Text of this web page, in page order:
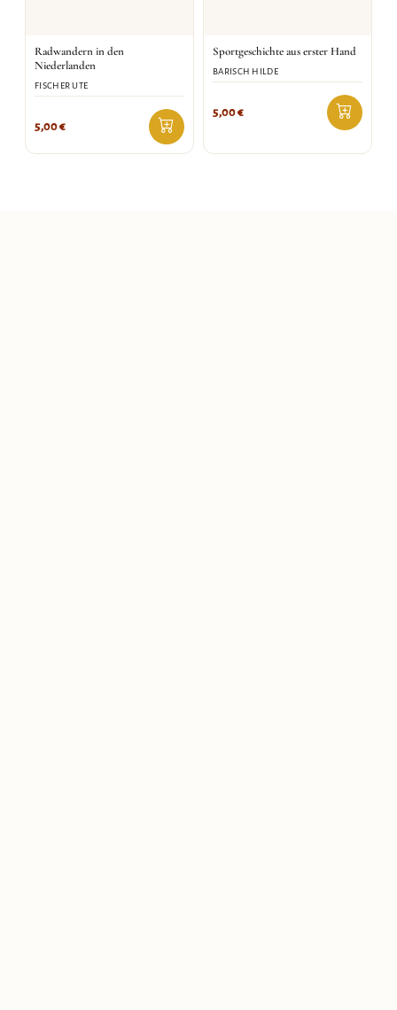
Radwandern in den
Niederlanden
FISCHER UTE
5,00€
Sportgeschichte aus erster Hand
BARISCH HILDE
5,00€